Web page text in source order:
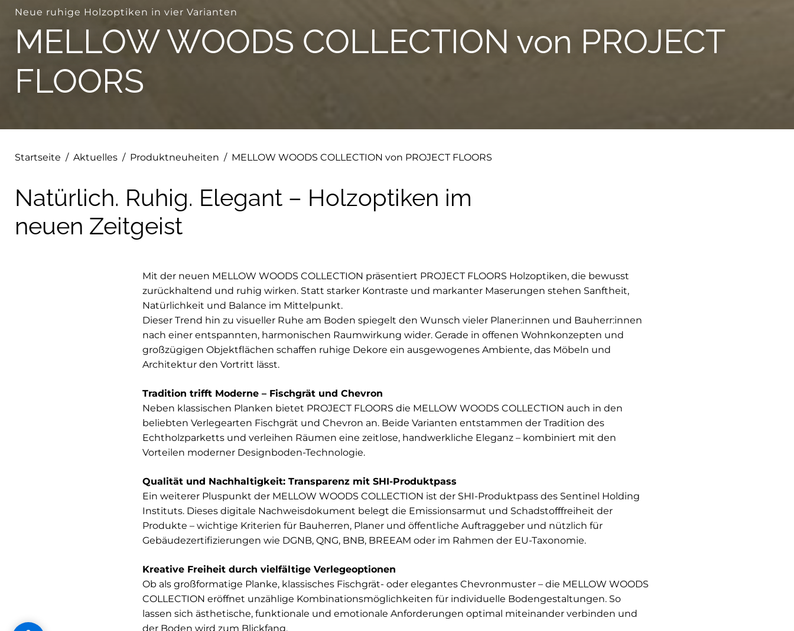
Neue ruhige Holzoptiken in vier Varianten
MELLOW WOODS COLLECTION von PROJECT
FLOORS
Startseite / Aktuelles / Produktneuheiten / MELLOW WOODS COLLECTION von PROJECT FLOORS
Natürlich. Ruhig. Elegant – Holzoptiken im
neuen Zeitgeist
Mit der neuen MELLOW WOODS COLLECTION präsentiert PROJECT FLOORS Holzoptiken, die bewusst
zurückhaltend und ruhig wirken. Statt starker Kontraste und markanter Maserungen stehen Sanftheit,
Natürlichkeit und Balance im Mittelpunkt.
Dieser Trend hin zu visueller Ruhe am Boden spiegelt den Wunsch vieler Planer:innen und Bauherr:innen
nach einer entspannten, harmonischen Raumwirkung wider. Gerade in offenen Wohnkonzepten und
großzügigen Objektflächen schaffen ruhige Dekore ein ausgewogenes Ambiente, das Möbeln und
Architektur den Vortritt lässt.
Tradition trifft Moderne – Fischgrät und Chevron
Neben klassischen Planken bietet PROJECT FLOORS die MELLOW WOODS COLLECTION auch in den
beliebten Verlegearten Fischgrät und Chevron an. Beide Varianten entstammen der Tradition des
Echtholzparketts und verleihen Räumen eine zeitlose, handwerkliche Eleganz – kombiniert mit den
Vorteilen moderner Designboden-Technologie.
Qualität und Nachhaltigkeit: Transparenz mit SHI-Produktpass
Ein weiterer Pluspunkt der MELLOW WOODS COLLECTION ist der SHI-Produktpass des Sentinel Holding
Instituts. Dieses digitale Nachweisdokument belegt die Emissionsarmut und Schadstofffreiheit der
Produkte – wichtige Kriterien für Bauherren, Planer und öffentliche Auftraggeber und nützlich für
Gebäudezertifizierungen wie DGNB, QNG, BNB, BREEAM oder im Rahmen der EU-Taxonomie.
Kreative Freiheit durch vielfältige Verlegeoptionen
Ob als großformatige Planke, klassisches Fischgrät- oder elegantes Chevronmuster – die MELLOW WOODS
COLLECTION eröffnet unzählige Kombinationsmöglichkeiten für individuelle Bodengestaltungen. So
lassen sich ästhetische, funktionale und emotionale Anforderungen optimal miteinander verbinden und
der Boden wird zum Blickfang.